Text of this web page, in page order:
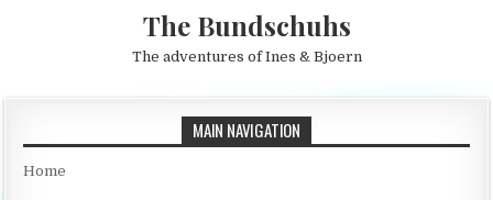
The Bundschuhs
The adventures of Ines & Bjoern
MAIN NAVIGATION
Home